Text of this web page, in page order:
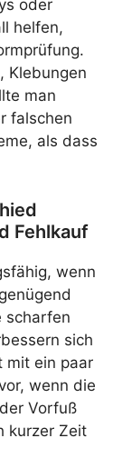
oder
helfen,
Klebungen
man
falschen
als dass
Fehlkauf
wenn
scharfen
sich
mit ein paar
wenn die
Vorfuß
kurzer Zeit